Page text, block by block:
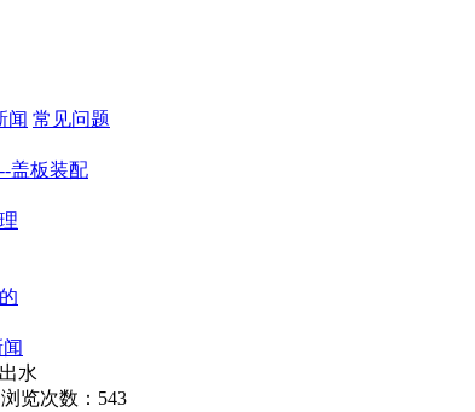
闻 常见问题
盖板装配
水
浏览次数：543